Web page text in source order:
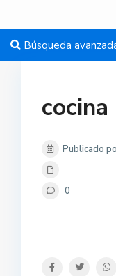
Búsqueda
cocina
Publicado
0